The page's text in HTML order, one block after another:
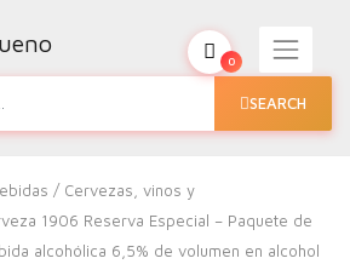
SEARCH
0
/ Cervezas, vinos y
1906 Reserva Especial – Paquete de
alcohólica 6,5% de volumen en alcohol